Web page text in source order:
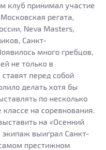
клуб принимал участие
регата,
Neva Masters,
Санкт-
много гребцов,
не только в
перед собой
делать хотя бы
по несколько
на соревнования.
на «Осенний
выиграл Санкт-
престижном